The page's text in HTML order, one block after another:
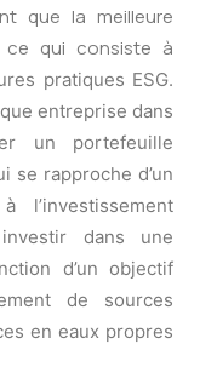
que la meilleure
ce qui consiste à
pratiques ESG.
entreprise dans
un portefeuille
se rapproche d’un
l’investissement
dans une
d’un objectif
de sources
en eaux propres